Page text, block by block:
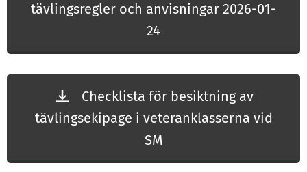
tävlingsregler och anvisningar 2026-01-
24
Checklista för besiktning av
tävlingsekipage i veteranklasserna vid
SM